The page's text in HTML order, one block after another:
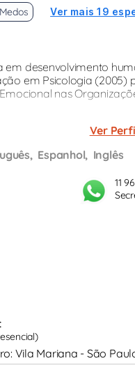
Medos Ver mais 19
desenvolvimento
em Psicologia (2005)
nas
Ver
Espanhol Inglês
11
Vila Mariana - São